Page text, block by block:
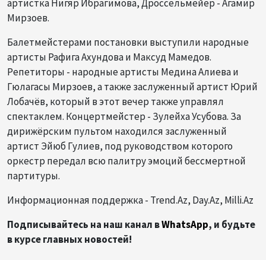
артистка Нигяр Ибрагимова, Дроссельмейер - Агамир
Мирзоев.
Балетмейстерами постановки выступили народные
артисты Рафига Ахундова и Максуд Мамедов.
Репетиторы - народные артисты Медина Алиева и
Гюлагасы Мирзоев, а также заслуженный артист Юрий
Лобачёв, который в этот вечер также управлял
спектаклем. Концертмейстер - Зулейха Усубова. За
дирижёрским пультом находился заслуженный
артист Эйюб Гулиев, под руководством которого
оркестр передал всю палитру эмоций бессмертной
партитуры.
Информационная поддержка - Trend.Az, Day.Az, Milli.Az
Подписывайтесь на наш канал вWhatsApp, и будьте
в курсе главных новостей!